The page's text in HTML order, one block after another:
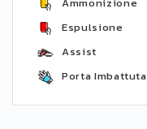
Espulsione
Assist
Porta Imbattuta